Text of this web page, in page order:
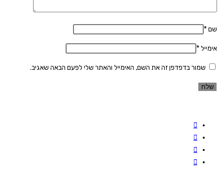
שם*
אימייל*
שמור בדפדפן זה את השם, האימייל והאתר שלי לפעם הבאה שאגיב.